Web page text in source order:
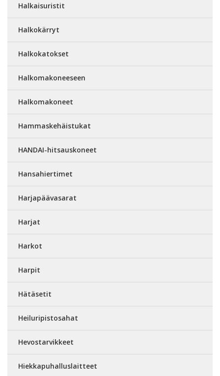
Halkaisuristit
Halkokärryt
Halkokatokset
Halkomakoneeseen
Halkomakoneet
Hammaskehäistukat
HANDAI-hitsauskoneet
Hansahiertimet
Harjapäävasarat
Harjat
Harkot
Harpit
Hätäsetit
Heiluripistosahat
Hevostarvikkeet
Hiekkapuhalluslaitteet